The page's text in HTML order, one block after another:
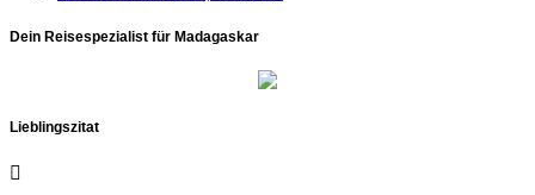
Dein Reisespezialist für Madagaskar
Lieblingszitat